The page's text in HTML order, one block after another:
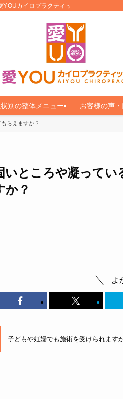
カイロプラクティック
別の整体メニュー お客様の声・
らえますか？
いところや凝って
か？
よ
子どもや妊婦でも施術を受けられます